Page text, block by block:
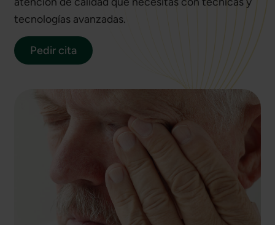
tecnologías avanzadas.
Pedir cita